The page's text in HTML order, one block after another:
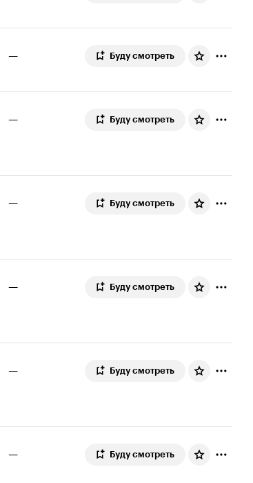
— Буду смотреть
— Буду смотреть
— Буду смотреть
— Буду смотреть
— Буду смотреть
— Буду смотреть